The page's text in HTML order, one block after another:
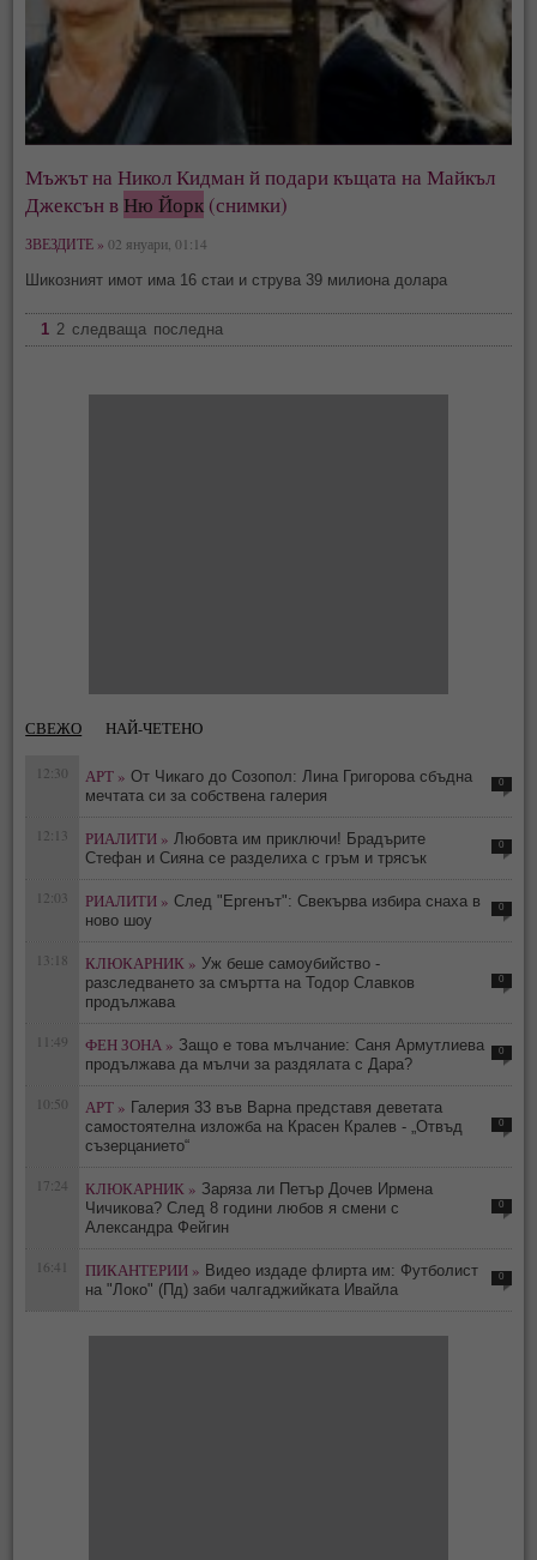
Мъжът на Никол Кидман й подари къщата на Майкъл
Джексън в Ню Йорк (снимки)
ЗВЕЗДИТЕ » 02 януари, 01:14
Шикозният имот има 16 стаи и струва 39 милиона долара
1 2 следваща последна
СВЕЖО НАЙ-ЧЕТЕНО
12:30 АРТ » От Чикаго до Созопол: Лина Григорова сбъдна
мечтата си за собствена галерия
0
12:13 РИАЛИТИ » Любовта им приключи! Брадърите
Стефан и Сияна се разделиха с гръм и трясък
0
12:03 РИАЛИТИ » След "Ергенът": Свекърва избира снаха в
ново шоу
0
13:18 КЛЮКАРНИК » Уж беше самоубийство -
разследването за смъртта на Тодор Славков
продължава
0
11:49 ФЕН ЗОНА » Защо е това мълчание: Саня Армутлиева
продължава да мълчи за раздялата с Дара?
0
10:50 АРТ » Галерия 33 във Варна представя деветата
самостоятелна изложба на Красен Кралев - „Отвъд
съзерцанието“
0
17:24 КЛЮКАРНИК » Заряза ли Петър Дочев Ирмена
Чичикова? След 8 години любов я смени с
Александра Фейгин
0
16:41 ПИКАНТЕРИИ » Видео издаде флирта им: Футболист
на "Локо" (Пд) заби чалгаджийката Ивайла
0